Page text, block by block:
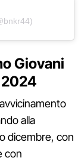
Giovani
2024
alla
dicembre, con
con